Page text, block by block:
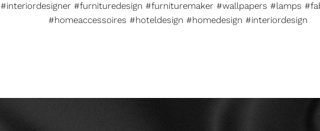
#interiordesigner #furnituredesign #furnituremaker #wallpapers #lamps
#homeaccessoires #hoteldesign #homedesign #interiordesign